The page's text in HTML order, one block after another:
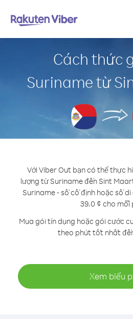
Cách thức
Suriname từ
Với Viber Out bạn có thể thực
lượng từ Suriname đến Sint
Suriname - số cố định hoặc số
39.0 ¢ cho mỗi
Mua gói tín dụng hoặc gói cước
theo phút tốt nhất
Xem biểu